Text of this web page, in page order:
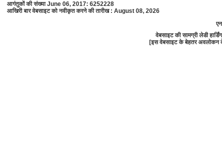
आगंतुकों की संख्या June 06, 2017: 6252228
आखिरी बार वेबसाइट को नवीकृत करने की तारीख : August 08, 2026
वेबसाइट की सामग्री लेडी
[इस वेबसाइट के बेहतर अवलोकन